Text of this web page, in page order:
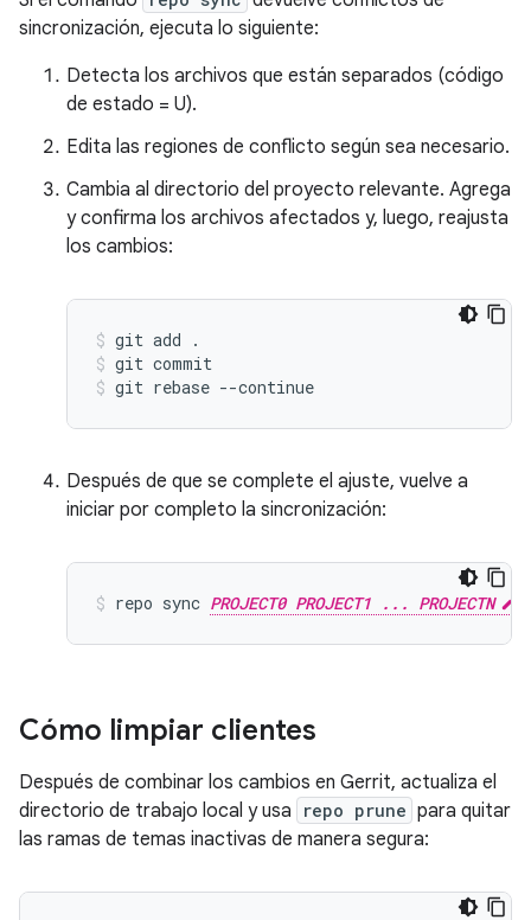
sincronización, ejecuta lo siguiente:
Detecta los archivos que están separados (código
de estado = U).
Edita las regiones de conflicto según sea necesario.
Cambia al directorio del proyecto relevante. Agrega
y confirma los archivos afectados y, luego, reajusta
los cambios:
git add .
git commit
git rebase --continue
Después de que se complete el ajuste, vuelve a
iniciar por completo la sincronización:
repo sync PROJECT0 PROJECT1 ... PROJECTN
Cómo limpiar clientes
Después de combinar los cambios en Gerrit, actualiza el
directorio de trabajo local y usa
repo prune para quitar
las ramas de temas inactivas de manera segura: